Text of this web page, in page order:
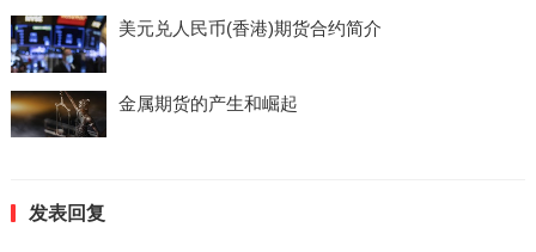
美元兑人民币(香港)期货合约简介
金属期货的产生和崛起
发表回复